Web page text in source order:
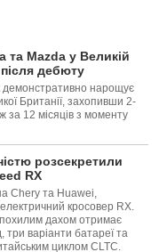
та Mazda у Великій
дебюту
демонстративно нарощує
Британії, захопивши 2-
за 12 місяців з моменту
розсекретили
RX
Chery та Huawei,
кросовер RX.
дахом отримає
варіанти батареї та
циклом CLTC.